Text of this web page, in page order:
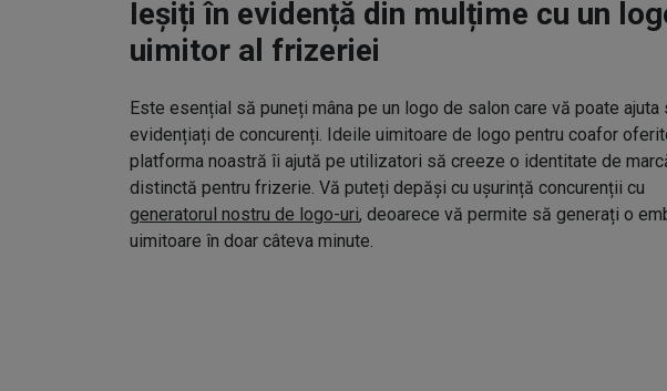
Ieșiți în evidență din mulțime cu un
uimitor al frizeriei
Este esențial să puneți mâna pe un logo de salon care vă poate ajuta
evidențiați de concurenți. Ideile uimitoare de logo pentru coafor
platforma noastră îi ajută pe utilizatori să creeze o identitate de
distinctă pentru frizerie. Vă puteți depăși cu ușurință concurenții cu
generatorul nostru de logo-uri, deoarece vă permite să generați o
uimitoare în doar câteva minute.